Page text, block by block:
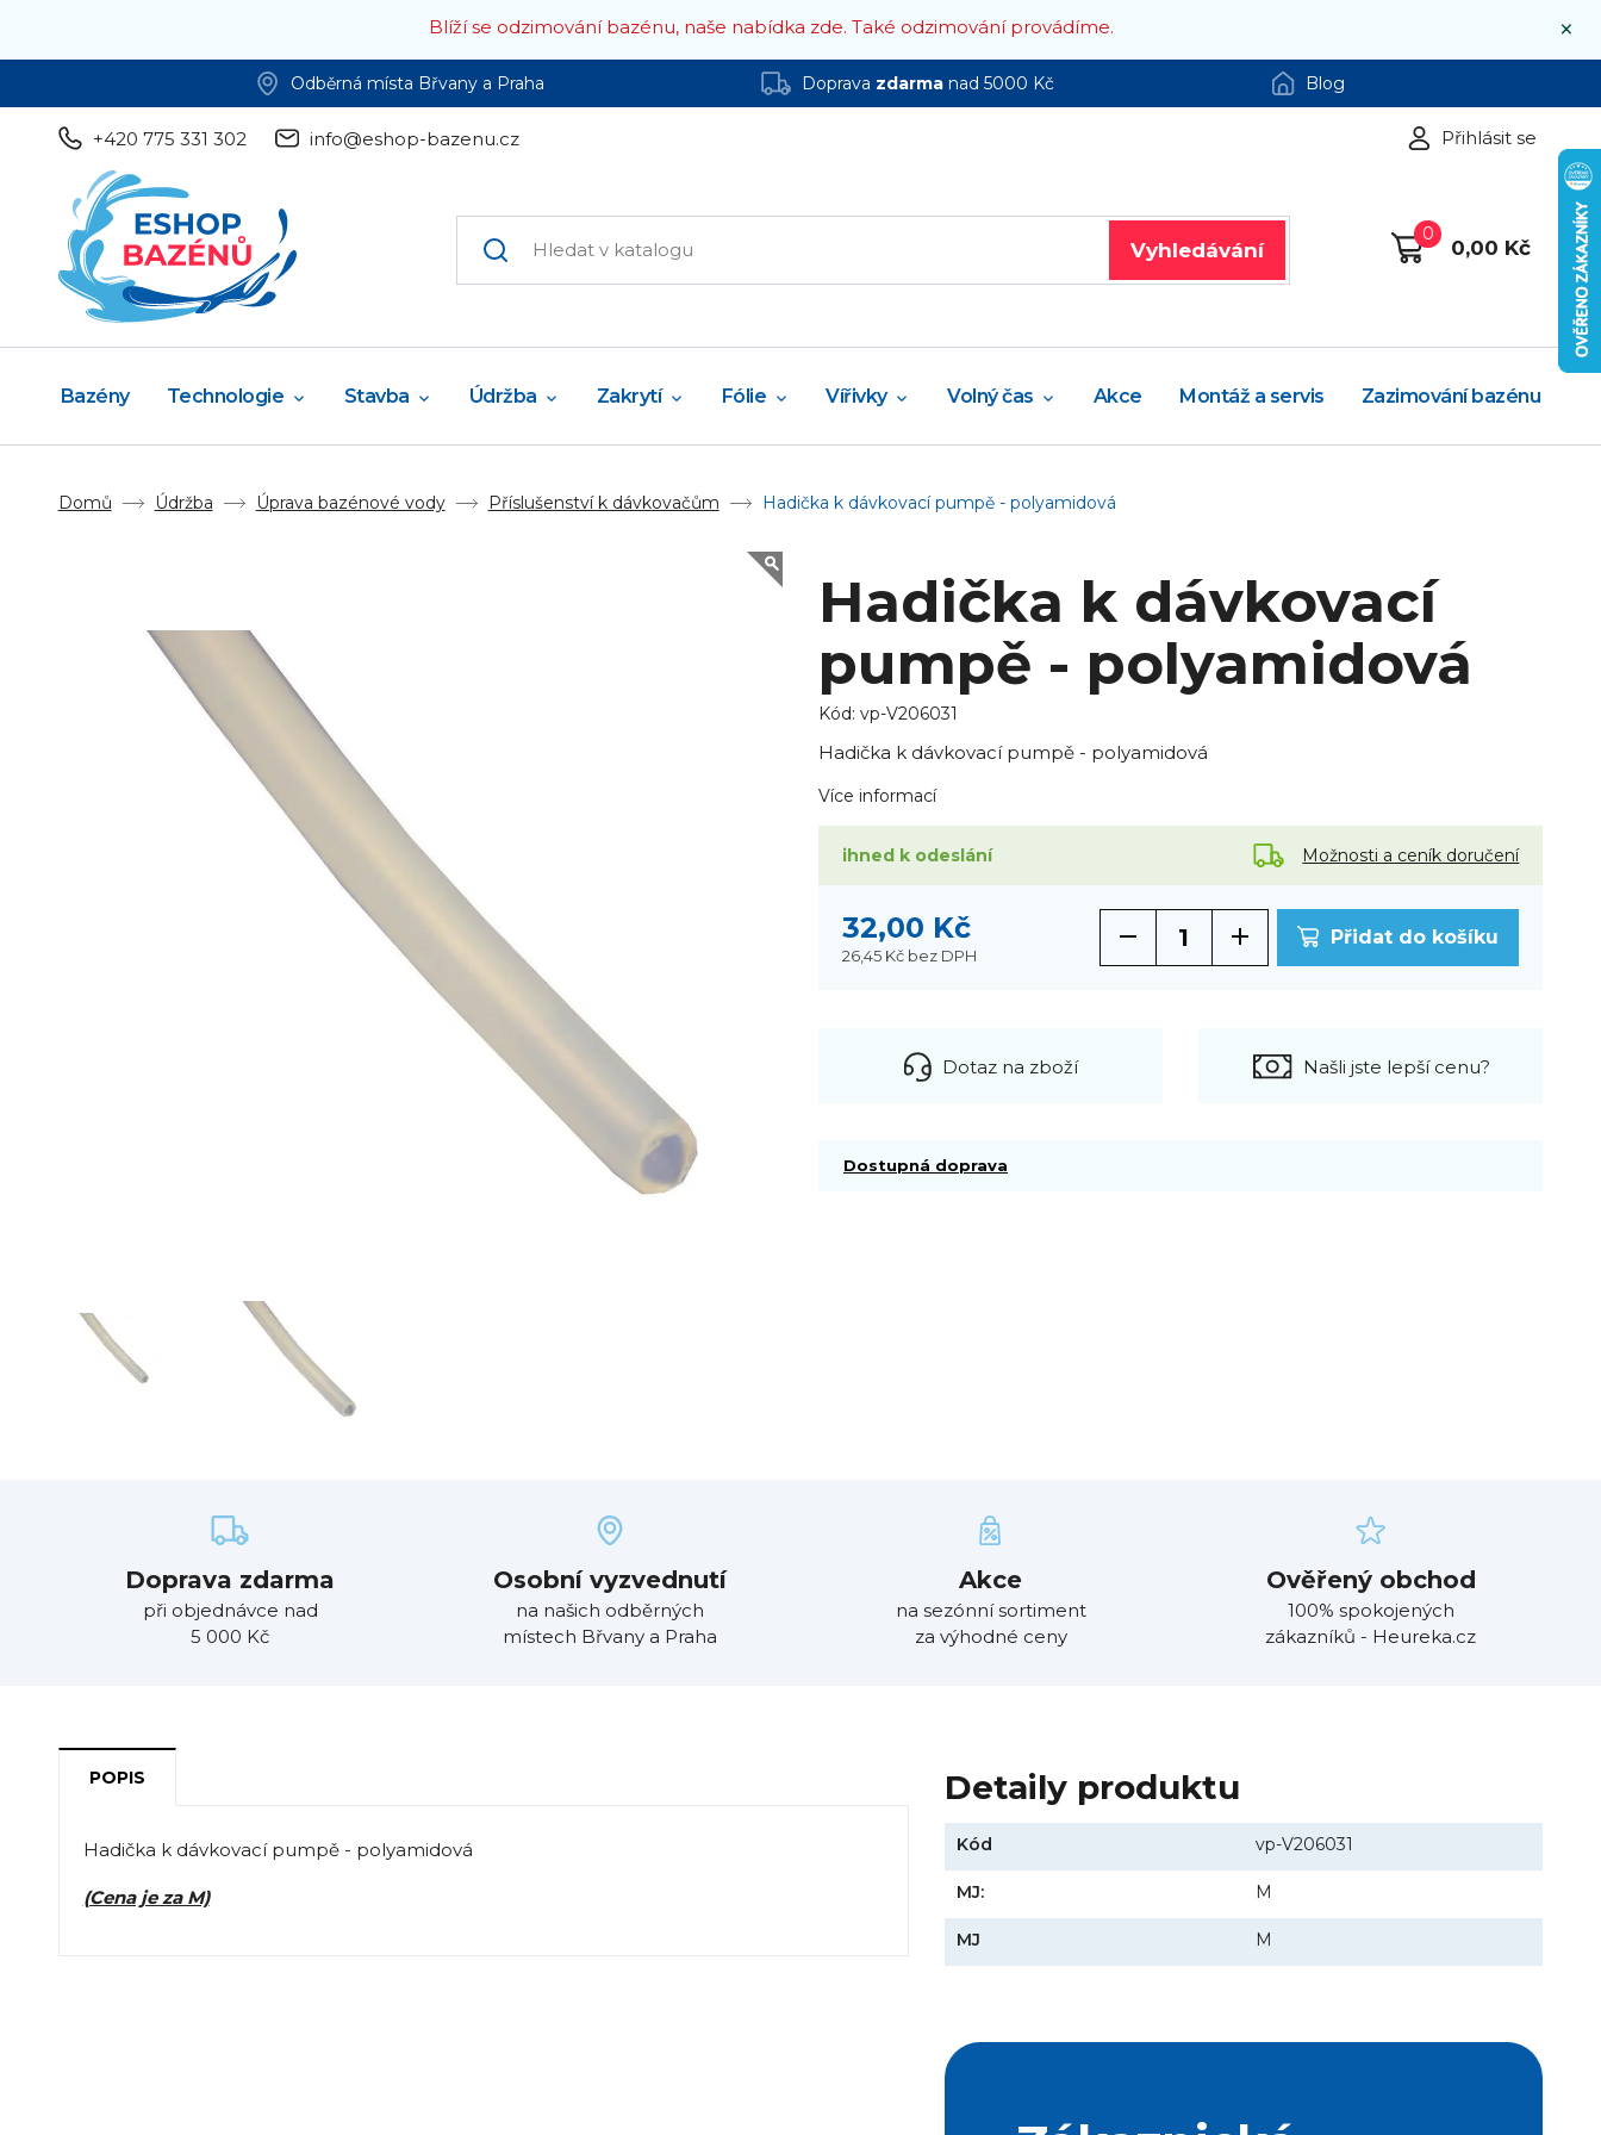
×
Blíží se odzimování bazénu, naše nabídka zde. Také odzimování provádíme.
Odběrná místa Břvany a Praha Doprava zdarmanad 5000 Kč Blog
+420 775 331 302 info@eshop-bazenu.cz Přihlásit se
Vyhledávání
0
0,00 Kč
Bazény Technologie Stavba Údržba Zakrytí Fólie Vířivky Volný čas Akce Montáž a servis Zazimování bazénu
Domů Údržba Úprava bazénové vody Příslušenství k dávkovačům Hadička k dávkovací pumpě - polyamidová
Hadička k dávkovací
pumpě - polyamidová
Kód: vp-V206031
Hadička k dávkovací pumpě - polyamidová
Více informací
ihned k odeslání Možnosti a ceník doručení
32,00 Kč
26,45 Kč bez DPH
Přidat do košíku
Dotaz na zboží Našli jste lepší cenu?
Dostupná doprava
Doprava zdarma
při objednávce nad
5 000 Kč
Osobní vyzvednutí
na našich odběrných
místech Břvany a Praha
Akce
na sezónní sortiment
za výhodné ceny
Ověřený obchod
100% spokojených
zákazníků - Heureka.cz
POPIS
Hadička k dávkovací pumpě - polyamidová
(Cena je za M)
Detaily produktu
Kód vp-V206031
MJ: M
MJ M